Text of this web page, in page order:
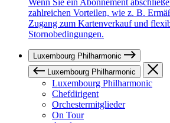
zahlreichen Vorteilen, wie z. B.
Zugang zum Kartenverkauf und
Stornobedingungen.
Luxembourg Philharmonic
Luxembourg Philharmonic
Luxembourg Philharmonic
Chefdirigent
Orchestermitglieder
On Tour